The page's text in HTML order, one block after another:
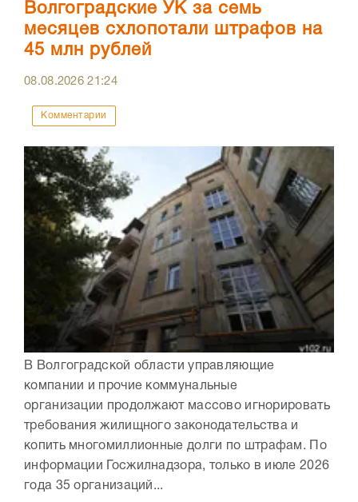
Волгоградские УК за семь
месяцев схлопотали штрафов на
45 млн рублей
08.08.202621:24
Комментарии
В Волгоградской области управляющие
компании и прочие коммунальные
организации продолжают массово игнорировать
требования жилищного законодательства и
копить многомиллионные долги по штрафам. По
информации Госжилнадзора, только в июле 2026
года 35 организаций...